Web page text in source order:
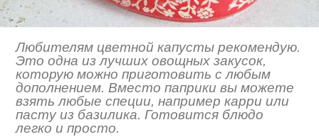
Любителям цветной капусты рекомендую.
Это одна из лучших овощных закусок,
которую можно приготовить с любым
дополнением. Вместо паприки вы можете
взять любые специи, например карри или
пасту из базилика. Готовится блюдо
легко и просто.